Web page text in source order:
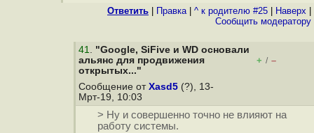
Ответить Правка| ^ к родителю #25 Наверх
Cообщить модератору
41. "Google, SiFive и WD основали
альянс для продвижения
открытых..."
+ / –
Сообщение от Xasd5 (?), 13-
Мрт-19, 10:03
> Ну и совершенно точно не влияют на
работу системы.